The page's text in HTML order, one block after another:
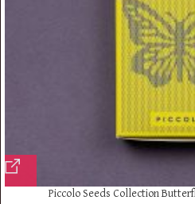
Piccolo Seeds Collection